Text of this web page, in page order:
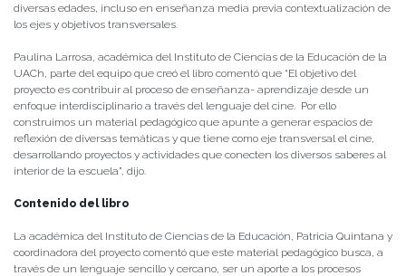
diversas edades, incluso en enseñanza media previa contextualización de
los ejes y objetivos transversales.
Paulina Larrosa, académica del Instituto de Ciencias de la Educación de la
UACh, parte del equipo que creó el libro comentó que “El objetivo del
proyecto es contribuir al proceso de enseñanza- aprendizaje desde un
enfoque interdisciplinario a través del lenguaje del cine. Por ello
construimos un material pedagógico que apunte a generar espacios de
reflexión de diversas temáticas y que tiene como eje transversal el cine,
desarrollando proyectos y actividades que conecten los diversos saberes al
interior de la escuela”, dijo.
Contenido del libro
La académica del Instituto de Ciencias de la Educación, Patricia Quintana y
coordinadora del proyecto comentó que este material pedagógico busca, a
través de un lenguaje sencillo y cercano, ser un aporte a los procesos